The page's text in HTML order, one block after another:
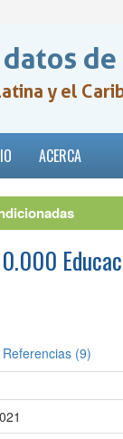
datos
y el
ACERCA
Referencias (9)